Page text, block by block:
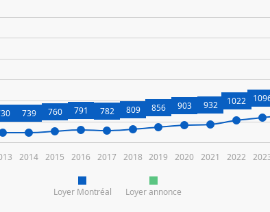
Loyer Montréal Loyer annonce
2014 2015 2016 2017 2018 2019 2020 2021 2022
739 760 791 782 809 856 903 932 1022